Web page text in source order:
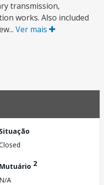
transmission,
works. Also included
Ver mais
Situação
Mutuário 2
N/A